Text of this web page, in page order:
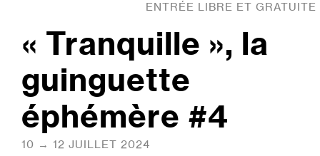
« Tranquille », la
guinguette
éphémère #4
10 → 12 JUILLET 2024
ENTRÉE LIBRE ET GRATUITE